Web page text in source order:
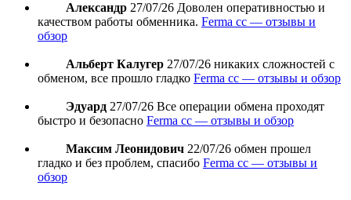
Александр 27/07/26 Доволен оперативностью и
качеством работы обменника. Ferma cc — отзывы и
обзор
Альберт Калугер 27/07/26 никаких сложностей с
обменом, все прошло гладко Ferma cc — отзывы и обзор
Эдуард 27/07/26 Все операции обмена проходят
быстро и безопасно Ferma cc — отзывы и обзор
Максим Леонидович 22/07/26 обмен прошел
гладко и без проблем, спасибо Ferma cc — отзывы и
обзор